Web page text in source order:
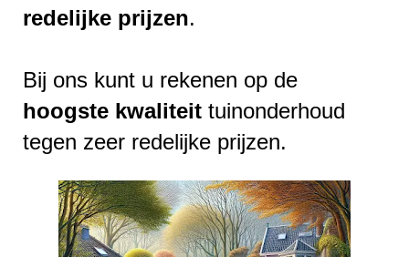
redelijke prijzen.
Bij ons kunt u rekenen op de
hoogste kwaliteit tuinonderhoud
tegen zeer redelijke prijzen.